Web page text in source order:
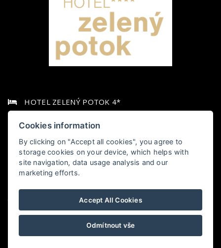
HOTEL ZELENÝ POTOK 4*
Pec pod Sněžkou 349,, 542 21 Pec pod Sněžkou
+420 778 006 010
hotel@zelenypotok.cz
LHHOTELS
Cookies information
By clicking on "Accept all cookies", you agree to
storage cookies on your device, which helps with
site navigation, data usage analysis and our
marketing efforts.
Accept All Cookies
Odmítnout vše